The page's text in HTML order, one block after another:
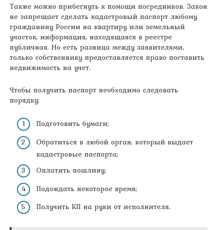
Также можно прибегнуть к помощи посредников. Закон
не запрещает сделать кадастровый паспорт любому
гражданину России на квартиру или земельный
участок, информация, находящаяся в реестре
публичная. Но есть разница между заявителями,
только собственнику предоставляется право поставить
недвижимость на учет.
Чтобы получить паспорт необходимо следовать
порядку:
Подготовить бумаги;
Обратиться в любой орган, который выдает
кадастровые паспорта;
Оплатить пошлину;
Подождать некоторое время;
Получить КП на руки от исполнителя.